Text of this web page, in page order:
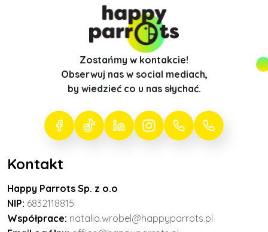
Zostańmy w kontakcie!
Obserwuj nas w social mediach,
by wiedzieć co u nas słychać.
Kontakt
Happy Parrots Sp. z o.o
NIP: 6832118815
Współprace: natalia.wrobel@happyparrots.pl